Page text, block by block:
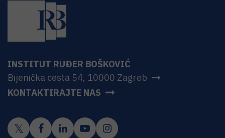
INSTITUT RUĐER BOŠKOVIĆ
Bijenička cesta 54, 10000 Zagreb
KONTAKTIRAJTE NAS